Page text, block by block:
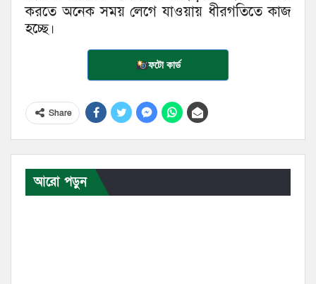
করতে অনেক সময় লেগে যাওয়ায় ধীরগতিতে কাজ
হচ্ছে।
ফটো কার্ড
Share
আরো পড়ুন